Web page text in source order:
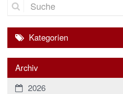
Kategorien
Archiv
2026